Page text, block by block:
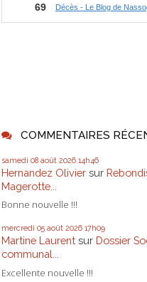
COMMENTAIRES
samedi 08 août 2026 14h46
Hernandez Olivier sur
Magerotte...
Bonne nouvelle !!!
mercredi 05 août 2026 17h09
Martine Laurentsur Dossier
communal...
Excellente nouvelle !!!